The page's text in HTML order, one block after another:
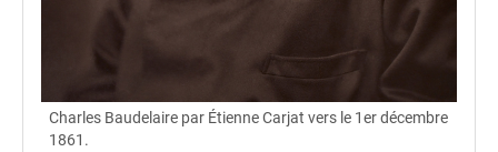
Charles Baudelaire par Étienne Carjat vers le 1er décembre
1861.